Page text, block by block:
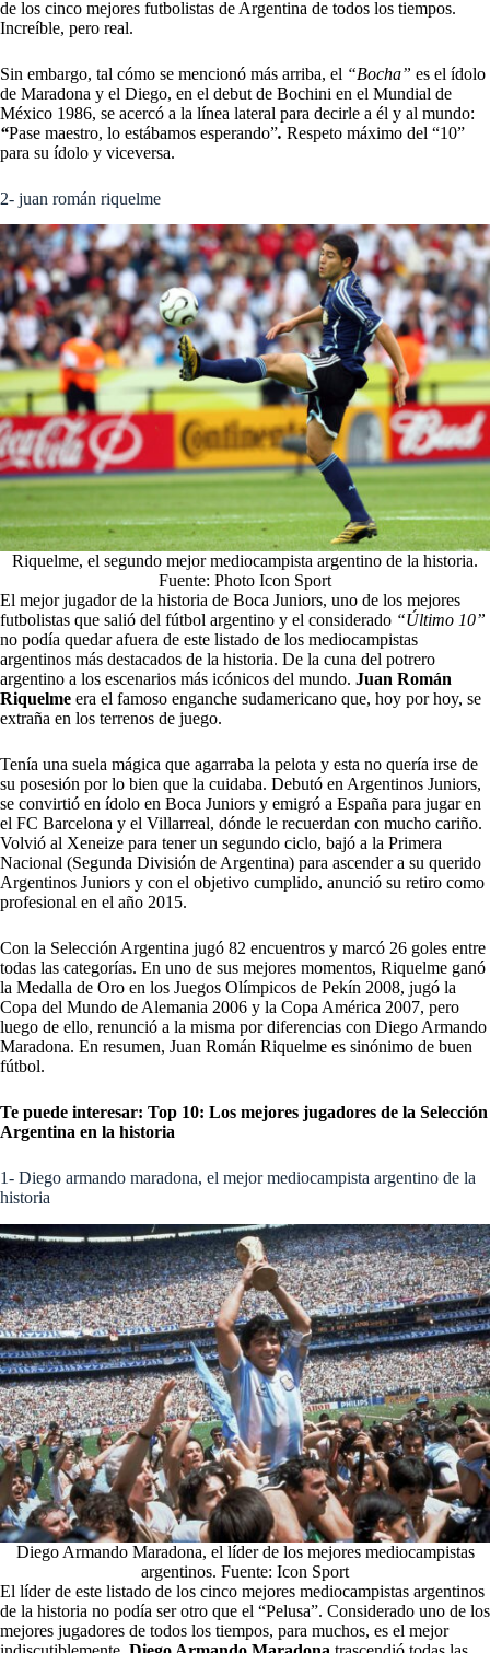
de los cinco mejores futbolistas de Argentina de todos los tiempos.
Increíble, pero real.
Sin embargo, tal cómo se mencionó más arriba, el “Bocha” es el ídolo
de Maradona y el Diego, en el debut de Bochini en el Mundial de
México 1986, se acercó a la línea lateral para decirle a él y al mundo:
“Pase maestro, lo estábamos esperando”. Respeto máximo del “10”
para su ídolo y viceversa.
2- juan román riquelme
Riquelme, el segundo mejor mediocampista argentino de la historia.
Fuente: Photo Icon Sport
El mejor jugador de la historia de Boca Juniors, uno de los mejores
futbolistas que salió del fútbol argentino y el considerado “Último 10”
no podía quedar afuera de este listado de los mediocampistas
argentinos más destacados de la historia. De la cuna del potrero
argentino a los escenarios más icónicos del mundo. Juan Román
Riquelme era el famoso enganche sudamericano que, hoy por hoy, se
extraña en los terrenos de juego.
Tenía una suela mágica que agarraba la pelota y esta no quería irse de
su posesión por lo bien que la cuidaba. Debutó en Argentinos Juniors,
se convirtió en ídolo en Boca Juniors y emigró a España para jugar en
el FC Barcelona y el Villarreal, dónde le recuerdan con mucho cariño.
Volvió al Xeneize para tener un segundo ciclo, bajó a la Primera
Nacional (Segunda División de Argentina) para ascender a su querido
Argentinos Juniors y con el objetivo cumplido, anunció su retiro como
profesional en el año 2015.
Con la Selección Argentina jugó 82 encuentros y marcó 26 goles entre
todas las categorías. En uno de sus mejores momentos, Riquelme ganó
la Medalla de Oro en los Juegos Olímpicos de Pekín 2008, jugó la
Copa del Mundo de Alemania 2006 y la Copa América 2007, pero
luego de ello, renunció a la misma por diferencias con Diego Armando
Maradona. En resumen, Juan Román Riquelme es sinónimo de buen
fútbol.
Te puede interesar: Top 10: Los mejores jugadores de la Selección
Argentina en la historia
1- Diego armando maradona, el mejor mediocampista argentino de la
historia
Diego Armando Maradona, el líder de los mejores mediocampistas
argentinos. Fuente: Icon Sport
El líder de este listado de los cinco mejores mediocampistas argentinos
de la historia no podía ser otro que el “Pelusa”. Considerado uno de los
mejores jugadores de todos los tiempos, para muchos, es el mejor